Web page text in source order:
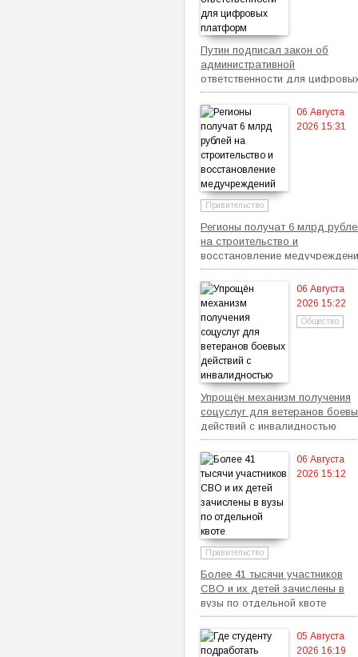
Путин подписал закон об
административной
ответственности для
платформ
06 Августа
2026 15:31
Правительство
Регионы получат 6 млрд
на строительство и
восстановление
06 Августа
2026 15:22
Общество
Упрощён механизм получения
соцуслуг для ветеранов
действий с инвалидностью
06 Августа
2026 15:12
Правительство
Более 41 тысячи участников
СВО и их детей зачислены в
вузы по отдельной квоте
05 Августа
2026 16:19